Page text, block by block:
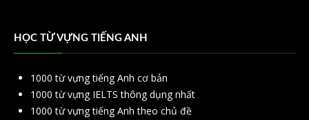
HỌC TỪ VỰNG TIẾNG ANH
1000 từ vựng tiếng Anh cơ bản
1000 từ vựng IELTS thông dụng nhất
1000 từ vựng tiếng Anh theo chủ đề